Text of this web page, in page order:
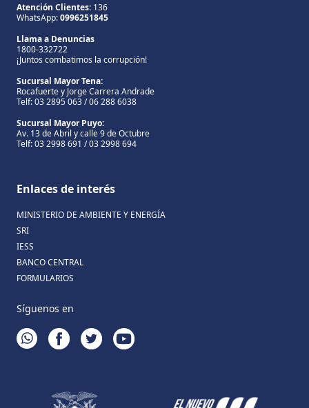
Atención Clientes: 136
WhatsApp:0996251845
Llama a Denuncias
1800-332722
¡Juntos combatimos la corrupción!
Sucursal Mayor Tena:
Rocafuerte y Jorge Carrera Andrade
Telf: 03 2895 063 / 06 288 6038
Sucursal Mayor Puyo:
Av. 13 de Abril y calle 9 de Octubre
Telf: 03 2998 691 / 03 2998 694
Enlaces de interés
MINISTERIO DE AMBIENTE Y ENERGÍA
SRI
IESS
BANCO CENTRAL
FORMULARIOS
Síguenos en
WHATSAPPFACEBOOKTWITTERYOUTUBE